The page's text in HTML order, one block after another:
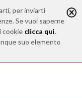
per inviarti
Se vuoi saperne
cookie clicca qui.
suo elemento